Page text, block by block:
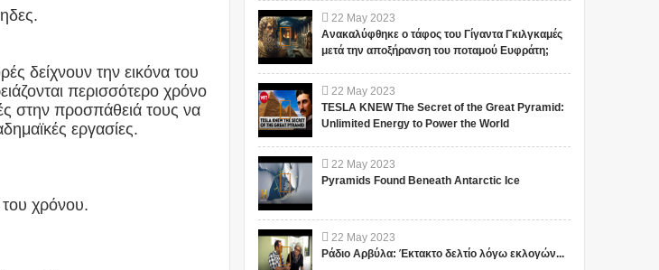
δείχνουν την εικόνα του
περισσότερο χρόνο
στην προσπάθειά τους να
εργασίες.
χρόνου.
22 May 2023
Ανακαλύφθηκε ο τάφος του Γίγαντα Γκιλγκαμές
μετά την αποξήρανση του ποταμού Ευφράτη;
22 May 2023
TESLA KNEW The Secret of the Great Pyramid:
Unlimited Energy to Power the World
22 May 2023
Pyramids Found Beneath Antarctic Ice
22 May 2023
Ράδιο Αρβύλα: Έκτακτο δελτίο λόγω εκλογών...